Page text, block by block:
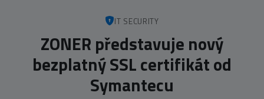
IT SECURITY
ZONER představuje nový
bezplatný SSL certifikát od
Symantecu